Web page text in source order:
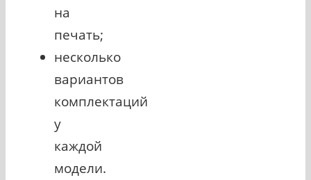
на
печать;
несколько
вариантов
комплектаций
у
каждой
модели.